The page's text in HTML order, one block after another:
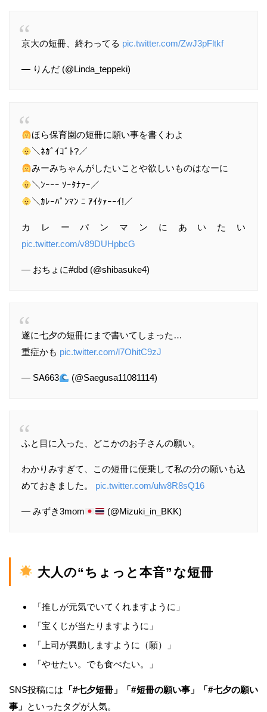
京大の短冊、終わってる pic.twitter.com/ZwJ3pFltkf
— りんだ (@Linda_teppeki)
ほら保育園の短冊に願い事を書くわよ
＼ﾈｶﾞｲｺﾞﾄ?／
みーみちゃんがしたいことや欲しいものはなーに
＼ﾝｰｰｰ ｿｰﾀﾅｧｰ／
＼ｶﾚｰﾊﾟﾝﾏﾝ ﾆ ｱｲﾀｧｰｰｲ!／
カ レ ー パ ン マ ン に あ い た い
pic.twitter.com/v89DUHpbcG
— おちょに#dbd (@shibasuke4)
遂に七夕の短冊にまで書いてしまった…
重症かも pic.twitter.com/l7OhitC9zJ
— SA663 (@Saegusa11081114)
ふと目に入った、どこかのお子さんの願い。
わかりみすぎて、この短冊に便乗して私の分の願いも込
めておきました。 pic.twitter.com/ulw8R8sQ16
— みずき3mom (@Mizuki_in_BKK)
大人の“ちょっと本音”な短冊
「推しが元気でいてくれますように」
「宝くじが当たりますように」
「上司が異動しますように（願）」
「やせたい。でも食べたい。」
SNS投稿には 「#七夕短冊」「#短冊の願い事」「#七夕の願い
事」 といったタグが人気。